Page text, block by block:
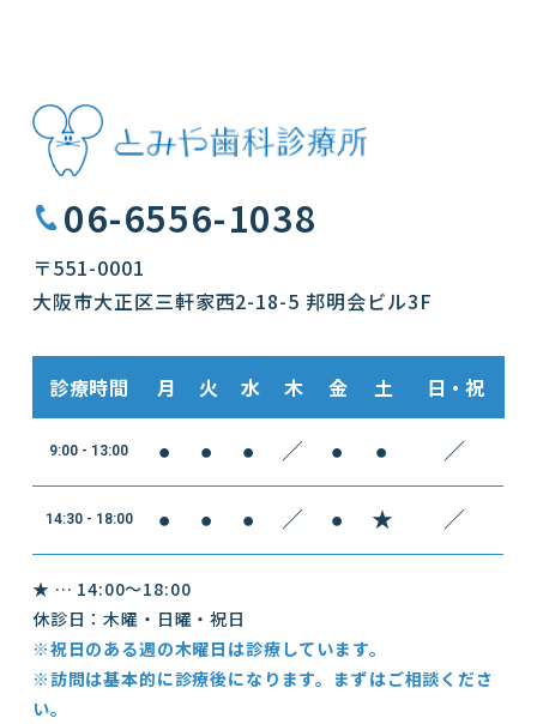
06-6556-1038
〒551-0001
大阪市大正区三軒家西2-18-5 邦明会ビル3F
診療時間 月 火 水 木 金 土 日・祝
9:00 - 13:00 ● ● ● ／ ● ● ／
14:30 - 18:00 ● ● ● ／ ● ★ ／
★ … 14:00～18:00
休診日：木曜・日曜・祝日
※祝日のある週の木曜日は診療しています。
※訪問は基本的に診療後になります。まずはご相談くださ
い。